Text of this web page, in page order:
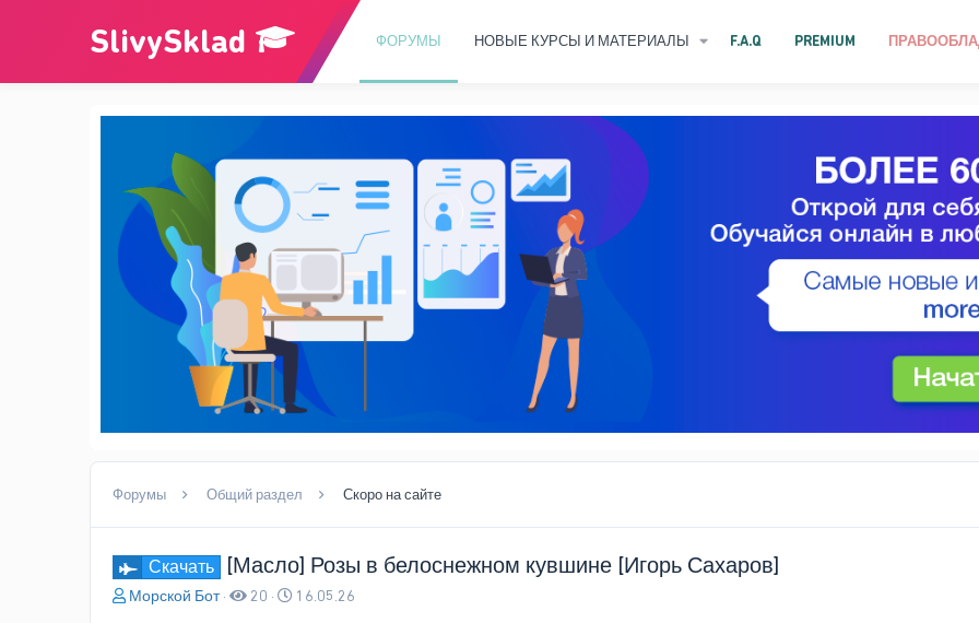
ФОРУМЫ НОВЫЕ КУРСЫ И МАТЕРИАЛЫ F.A.Q PREMIUM
Форумы Общий раздел Скоро на сайте
Скачать [Масло] Розы в белоснежном кувшине [Игорь Сахаров]
А
Морской Бот 20
Д16.05.26